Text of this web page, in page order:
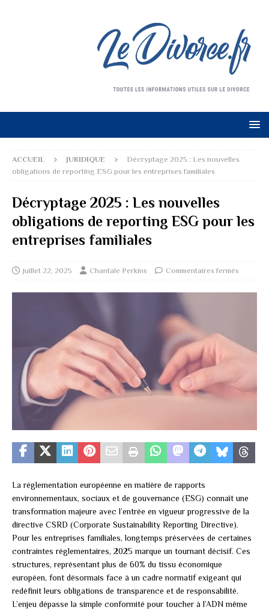
ACCUEIL JURIDIQUE
Décryptage 2025 : Les nouvelles
obligations de reporting ESG pour les entreprises familiales
Décryptage 2025 : Les nouvelles
obligations de reporting ESG pour les
entreprises familiales
juillet 22, 2025 Chantale Perkins Commentaires fermés
La réglementation européenne en matière de rapports
environnementaux, sociaux et de gouvernance (ESG) connaît une
transformation majeure avec l’entrée en vigueur progressive de la
directive CSRD (Corporate Sustainability Reporting Directive).
Pour les entreprises familiales, longtemps préservées de certaines
contraintes réglementaires, 2025 marque un tournant décisif. Ces
structures, représentant plus de 60% du tissu économique
européen, font désormais face à un cadre normatif exigeant qui
redéfinit leurs obligations de transparence et de responsabilité.
L’enjeu dépasse la simple conformité pour toucher à l’ADN même